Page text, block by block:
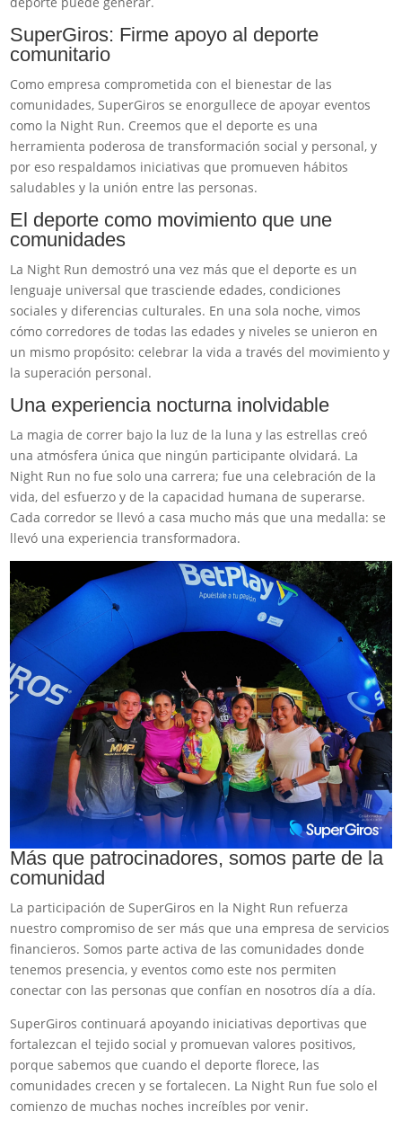
SuperGiros: Firme apoyo al deporte
comunitario
Como empresa comprometida con el bienestar de las
comunidades, SuperGiros se enorgullece de apoyar eventos
como la Night Run. Creemos que el deporte es una
herramienta poderosa de transformación social y personal, y
por eso respaldamos iniciativas que promueven hábitos
saludables y la unión entre las personas.
El deporte como movimiento que une
comunidades
La Night Run demostró una vez más que el deporte es un
lenguaje universal que trasciende edades, condiciones
sociales y diferencias culturales. En una sola noche, vimos
cómo corredores de todas las edades y niveles se unieron en
un mismo propósito: celebrar la vida a través del movimiento y
la superación personal.
Una experiencia nocturna inolvidable
La magia de correr bajo la luz de la luna y las estrellas creó
una atmósfera única que ningún participante olvidará. La
Night Run no fue solo una carrera; fue una celebración de la
vida, del esfuerzo y de la capacidad humana de superarse.
Cada corredor se llevó a casa mucho más que una medalla: se
llevó una experiencia transformadora.
Más que patrocinadores, somos parte de la
comunidad
La participación de SuperGiros en la Night Run refuerza
nuestro compromiso de ser más que una empresa de servicios
financieros. Somos parte activa de las comunidades donde
tenemos presencia, y eventos como este nos permiten
conectar con las personas que confían en nosotros día a día.
SuperGiros continuará apoyando iniciativas deportivas que
fortalezcan el tejido social y promuevan valores positivos,
porque sabemos que cuando el deporte florece, las
comunidades crecen y se fortalecen. La Night Run fue solo el
comienzo de muchas noches increíbles por venir.